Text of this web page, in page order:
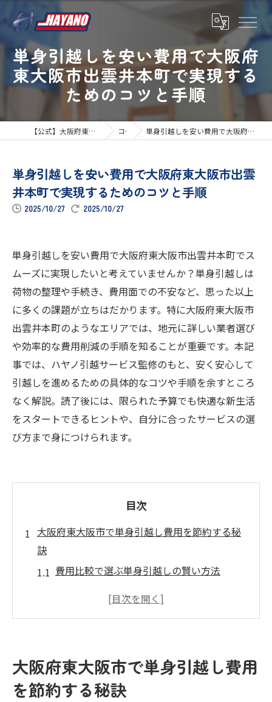
単身引越しを安い費用で大阪府
東大阪市出雲井本町で実現する
ためのコツと手順
【公式】大阪府東大阪市の引越しならハヤノ運送 コラム 単身引越しを安い費用で大阪府東大阪市出雲井本町で実現するためのコツと手順
単身引越しを安い費用で大阪府東大阪市出雲
井本町で実現するためのコツと手順
2025/10/27 2025/10/27
単身引越しを安い費用で大阪府東大阪市出雲井本町でス
ムーズに実現したいと考えていませんか？単身引越しは
荷物の整理や手続き、費用面での不安など、思った以上
に多くの課題が立ちはだかります。特に大阪府東大阪市
出雲井本町のようなエリアでは、地元に詳しい業者選び
や効率的な費用削減の手順を知ることが重要です。本記
事では、ハヤノ引越サービス監修のもと、安く安心して
引越しを進めるための具体的なコツや手順を余すところ
なく解説。読了後には、限られた予算でも快適な新生活
をスタートできるヒントや、自分に合ったサービスの選
び方まで身につけられます。
目次
大阪府東大阪市で単身引越し費用を節約する秘
訣
費用比較で選ぶ単身引越しの賢い方法
単身引越しを安く抑えるポイント解説
単身引越しを安く実現したい方必見の手順
見積もり比較で始める単身引越し準備
大阪府東大阪市で単身引越し費用
を節約する秘訣